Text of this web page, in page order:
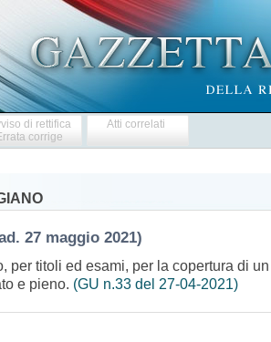
di rettifica
corrige
Atti correlati
27 maggio 2021)
per titoli ed esami, per la copertura di
e pieno. (GU n.33 del 27-04-2021)